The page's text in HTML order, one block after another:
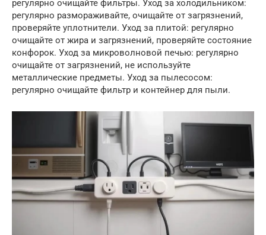
регулярно очищайте фильтры. Уход за холодильником:
регулярно размораживайте, очищайте от загрязнений,
проверяйте уплотнители. Уход за плитой: регулярно
очищайте от жира и загрязнений, проверяйте состояние
конфорок. Уход за микроволновой печью: регулярно
очищайте от загрязнений, не используйте
металлические предметы. Уход за пылесосом:
регулярно очищайте фильтр и контейнер для пыли.